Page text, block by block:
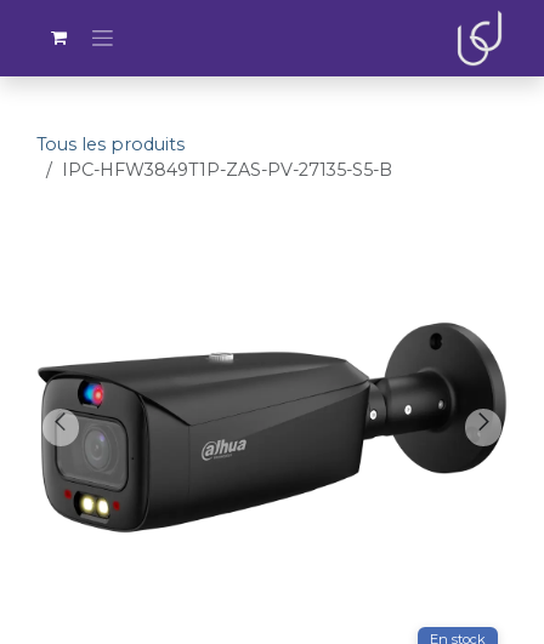
Tous les produits
IPC-HFW3849T1P-ZAS-PV-27135-S5-B
En stock